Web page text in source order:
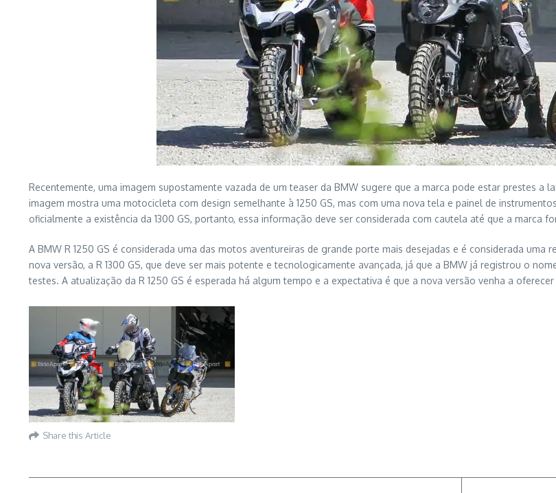
Recentemente, uma imagem supostamente vazada de um teaser da BMW sugere que a marca pode estar prestes a
imagem mostra uma motocicleta com design semelhante à 1250 GS, mas com uma nova tela e painel de
oficialmente a existência da 1300 GS, portanto, essa informação deve ser considerada com cautela até que a marca
A BMW R 1250 GS é considerada uma das motos aventureiras de grande porte mais desejadas e é considerada
nova versão, a R 1300 GS, que deve ser mais potente e tecnologicamente avançada, já que a BMW já registrou o
testes. A atualização da R 1250 GS é esperada há algum tempo e a expectativa é que a nova versão venha a
Share this Article